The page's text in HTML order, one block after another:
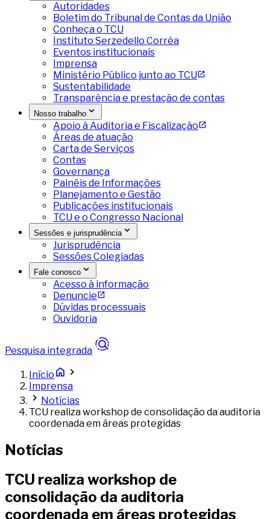
Autoridades
Boletim do Tribunal de Contas da União
Conheça o TCU
Instituto Serzedello Corrêa
Eventos institucionais
Imprensa
Ministério Público junto ao TCU
Sustentabilidade
Transparência e prestação de contas
Nosso trabalho
Apoio à Auditoria e Fiscalização
Áreas de atuação
Carta de Serviços
Contas
Governança
Painéis de Informações
Planejamento e Gestão
Publicações institucionais
TCU e o Congresso Nacional
Sessões e jurisprudência
Jurisprudência
Sessões Colegiadas
Fale conosco
Acesso à informação
Denuncie
Dúvidas processuais
Ouvidoria
Pesquisa integrada
Início
Imprensa
Notícias
TCU realiza workshop de consolidação da auditoria
coordenada em áreas protegidas
Notícias
TCU realiza workshop de
consolidação da auditoria
coordenada em áreas protegidas